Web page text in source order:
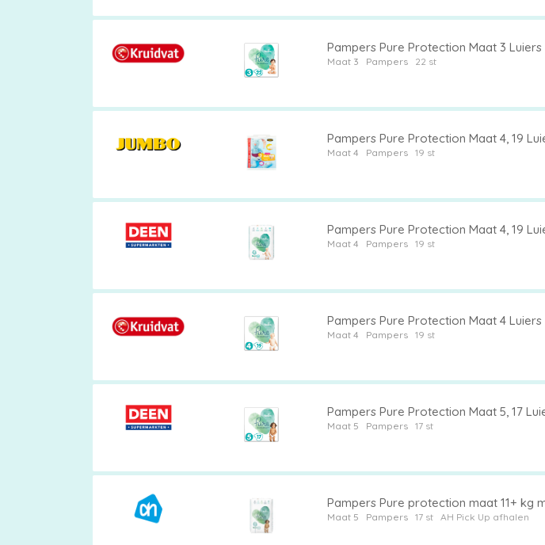
Pampers Pure Protection Maat 3 Luiers
Maat 3 Pampers
Pampers Pure Protection Maat 4, 19
Maat 4 Pampers
Pampers Pure Protection Maat 4, 19
Maat 4 Pampers
Pampers Pure Protection Maat 4 Luiers
Maat 4 Pampers
Pampers Pure Protection Maat 5, 17
Maat 5 Pampers
Pampers Pure protection maat 11+ kg
Maat 5 Pampers AH Pick Up afhalen